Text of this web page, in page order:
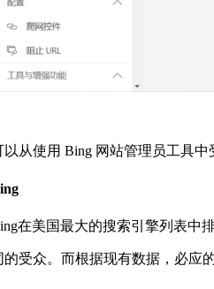
从使用 Bing 网站管理员工具
在美国最大的搜索引擎列表中
受众。而根据现有数据，必应